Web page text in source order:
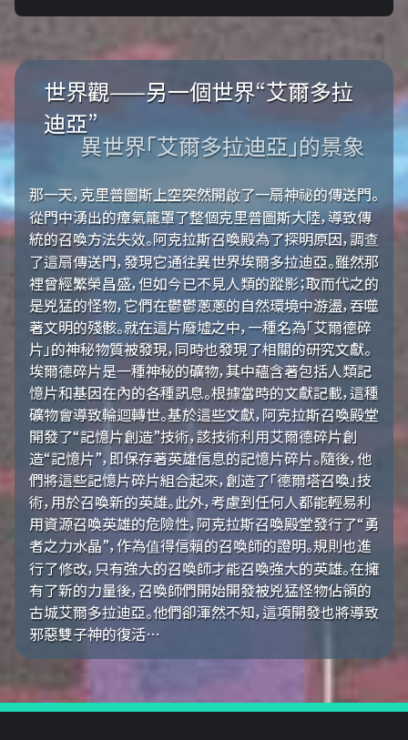
世界觀——另一個世界“艾爾多拉
迪亞”
異世界「艾爾多拉迪亞」的景象
那一天，克里普圖斯上空突然開啟了一扇神祕的傳送門。
從門中湧出的瘴氣籠罩了整個克里普圖斯大陸，導致傳
統的召喚方法失效。阿克拉斯召喚殿為了探明原因，調查
了這扇傳送門，發現它通往異世界埃爾多拉迪亞。雖然那
裡曾經繁榮昌盛，但如今已不見人類的蹤影；取而代之的
是兇猛的怪物，它們在鬱鬱蔥蔥的自然環境中游盪，吞噬
著文明的殘骸。就在這片廢墟之中，一種名為「艾爾德碎
片」的神秘物質被發現，同時也發現了相關的研究文獻。
埃爾德碎片是一種神秘的礦物，其中蘊含著包括人類記
憶片和基因在內的各種訊息。根據當時的文獻記載，這種
礦物會導致輪迴轉世。基於這些文獻，阿克拉斯召喚殿堂
開發了“記憶片創造”技術，該技術利用艾爾德碎片創
造“記憶片”，即保存著英雄信息的記憶片碎片。隨後，他
們將這些記憶片碎片組合起來，創造了「德爾塔召喚」技
術，用於召喚新的英雄。此外，考慮到任何人都能輕易利
用資源召喚英雄的危險性，阿克拉斯召喚殿堂發行了“勇
者之力水晶”，作為值得信賴的召喚師的證明。規則也進
行了修改，只有強大的召喚師才能召喚強大的英雄。在擁
有了新的力量後，召喚師們開始開發被兇猛怪物佔領的
古城艾爾多拉迪亞。他們卻渾然不知，這項開發也將導致
邪惡雙子神的復活…